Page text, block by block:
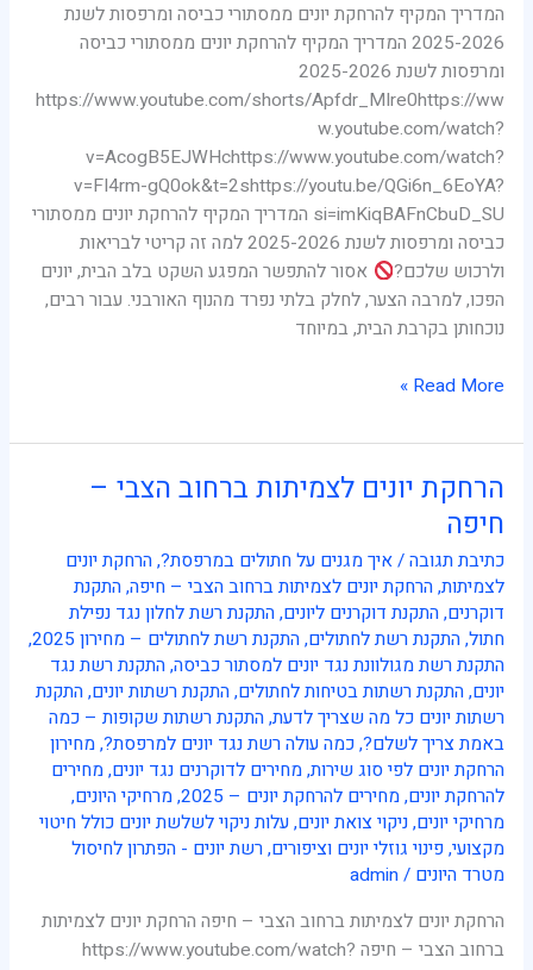
המדריך המקיף להרחקת יונים ממסתורי כביסה ומרפסות לשנת
2025-2026 המדריך המקיף להרחקת יונים ממסתורי כביסה
ומרפסות לשנת 2025-2026
https://www.youtube.com/shorts/Apfdr_MIre0https://ww
w.youtube.com/watch?
v=AcogB5EJWHchttps://www.youtube.com/watch?
v=FI4rm-gQ0ok&t=2shttps://youtu.be/QGi6n_6EoYA?
si=imKiqBAFnCbuD_SU המדריך המקיף להרחקת יונים ממסתורי
כביסה ומרפסות לשנת 2025-2026 למה זה קריטי לבריאות
ולרכוש שלכם?
אסור להתפשר המפגע השקט בלב הבית, יונים
הפכו, למרבה הצער, לחלק בלתי נפרד מהנוף האורבני. עבור רבים,
נוכחותן בקרבת הבית, במיוחד
Read More »
הרחקת יונים לצמיתות ברחוב הצבי –
חיפה
כתיבת תגובה/איך מגנים על חתולים במרפסת?,הרחקת יונים
לצמיתות,הרחקת יונים לצמיתות ברחוב הצבי – חיפה,התקנת
דוקרנים,התקנת דוקרנים ליונים,התקנת רשת לחלון נגד נפילת
חתול,התקנת רשת לחתולים,התקנת רשת לחתולים – מחירון 2025
,
התקנת רשת מגולוונת נגד יונים למסתור כביסה,התקנת רשת נגד
יונים,התקנת רשתות בטיחות לחתולים,התקנת רשתות יונים,התקנת
רשתות יונים כל מה שצריך לדעת,התקנת רשתות שקופות – כמה
באמת צריך לשלם?,כמה עולה רשת נגד יונים למרפסת?,מחירון
הרחקת יונים לפי סוג שירות,מחירים לדוקרנים נגד יונים,מחירים
להרחקת יונים,מחירים להרחקת יונים – 2025 ,מרחיקי היונים,
מרחיקי יונים,ניקוי צואת יונים,עלות ניקוי לשלשת יונים כולל חיטוי
מקצועי,פינוי גוזלי יונים וציפורים,רשת יונים - הפתרון לחיסול
מטרד היונים /
admin
הרחקת יונים לצמיתות ברחוב הצבי – חיפה הרחקת יונים לצמיתות
ברחוב הצבי – חיפה https://www.youtube.com/watch?
הרחקת
יונים
לצמיתות
ברחוב
הצבי
–
חיפה